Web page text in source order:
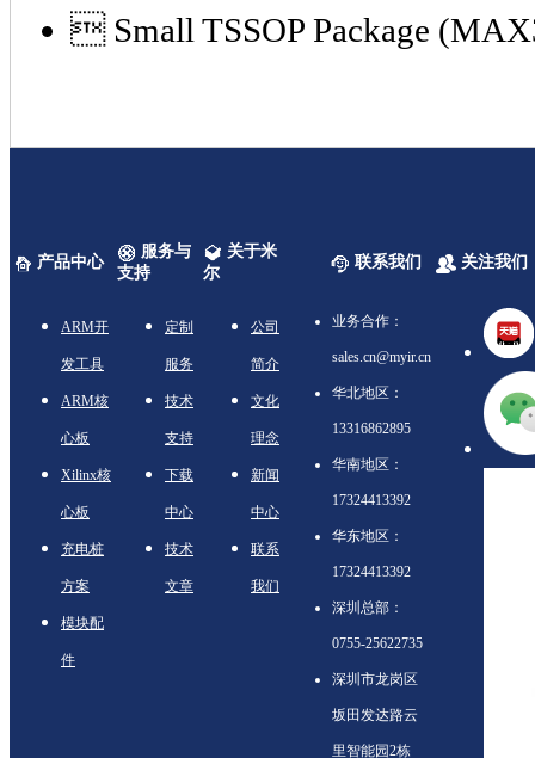
 Small TSSOP Package
产品中心
服务与
支持
关于米
尔
联系我们 关注我们
ARM开
发工具
ARM核
心板
Xilinx核
心板
充电桩
方案
模块配
件
定制
服务
技术
支持
下载
中心
技术
文章
公司
简介
文化
理念
新闻
中心
联系
我们
业务合作：
sales.cn@myir.cn
华北地区：
13316862895
华南地区：
17324413392
华东地区：
17324413392
深圳总部：
0755-25622735
深圳市龙岗区
坂田发达路云
里智能园2栋